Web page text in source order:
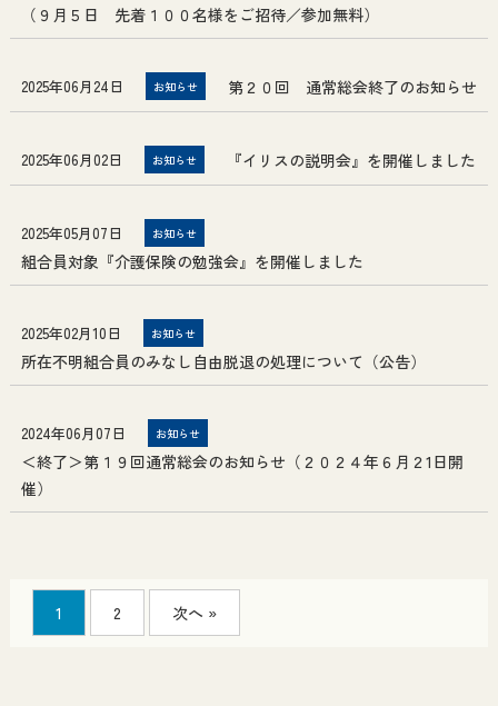
（９月５日 先着１００名様をご招待／参加無料）
2025年06月24日 お知らせ 第２０回 通常総会終了のお知らせ
2025年06月02日 お知らせ 『イリスの説明会』を開催しました
2025年05月07日 お知らせ
組合員対象『介護保険の勉強会』を開催しました
2025年02月10日 お知らせ
所在不明組合員のみなし自由脱退の処理について（公告）
2024年06月07日 お知らせ
＜終了＞第１９回通常総会のお知らせ（２０２４年６月２1日開
催）
1 2 次へ »